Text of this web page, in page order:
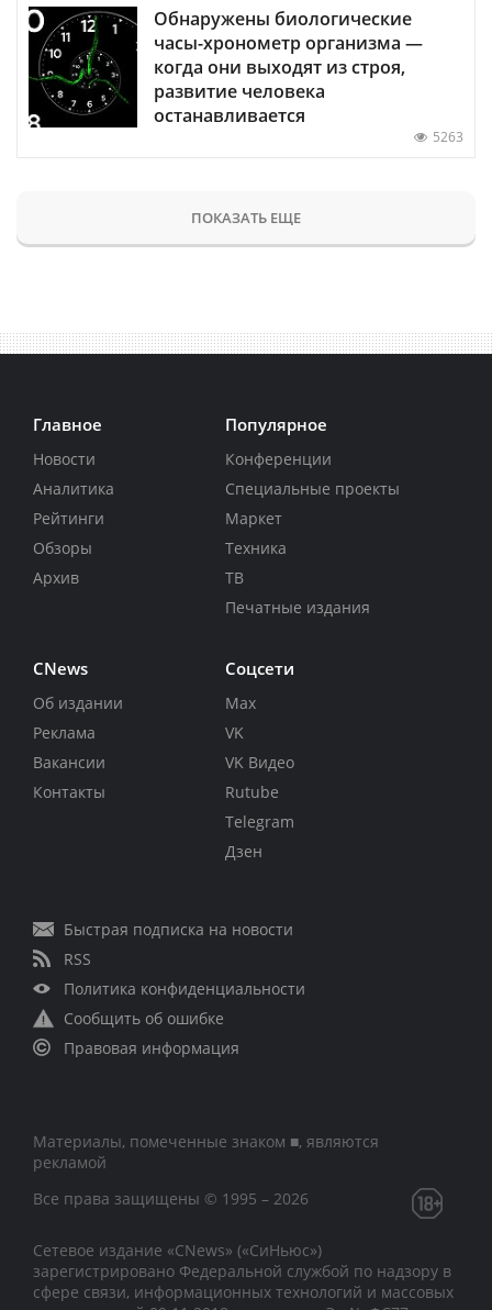
Обнаружены биологические
часы-хронометр организма —
когда они выходят из строя,
развитие человека
останавливается
5263
ПОКАЗАТЬ ЕЩЕ
Главное
Новости
Аналитика
Рейтинги
Обзоры
Архив
Популярное
Конференции
Специальные проекты
Маркет
Техника
ТВ
Печатные издания
CNews
Об издании
Реклама
Вакансии
Контакты
Соцсети
Max
VK
VK Видео
Rutube
Telegram
Дзен
Быстрая подписка на новости
RSS
Политика конфиденциальности
Сообщить об ошибке
Правовая информация
Материалы, помеченные знаком ■, являются
рекламой
Все права защищены © 1995 – 2026
Сетевое издание «CNews» («СиНьюс»)
зарегистрировано Федеральной службой по надзору в
сфере связи, информационных технологий и массовых